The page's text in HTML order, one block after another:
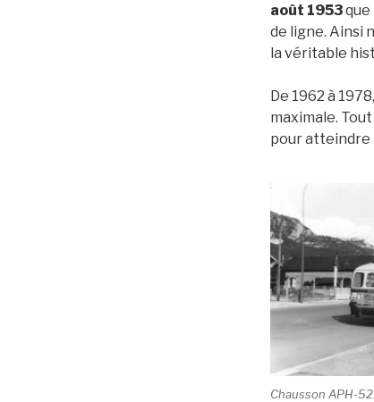
août 1953que
de ligne. Ainsi
la véritable
De 1962 à
maximale.
pour atteindre
Chausson APH-